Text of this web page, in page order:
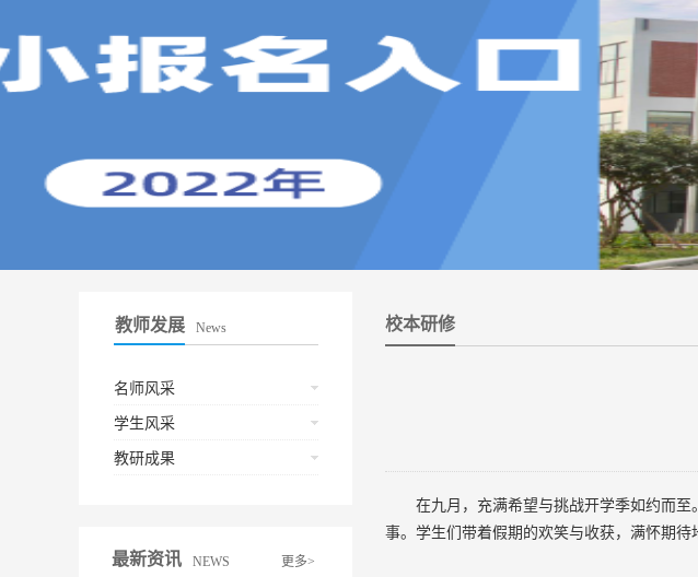
教师发展 News
名师风采
学生风采
教研成果
最新资讯 NEWS 更多>
校本研修
在九月，充满希望与挑战开学季如约而
事。学生们带着假期的欢笑与收获，满怀期